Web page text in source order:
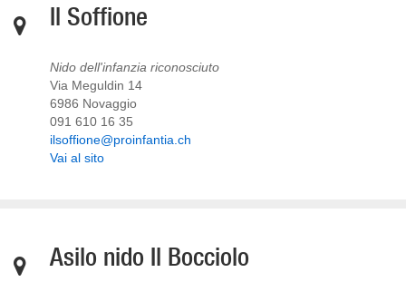
Il Soffione
Nido dell'infanzia riconosciuto
Via Meguldin 14
6986 Novaggio
091 610 16 35
ilsoffione@proinfantia.ch
Vai al sito
Asilo nido Il Bocciolo